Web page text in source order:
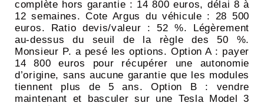
complète hors garantie : 14 800 euros, délai 8 à
12 semaines. Cote Argus du véhicule : 28 500
euros. Ratio devis/valeur : 52 %. Légèrement
au-dessus du seuil de la règle des 50 %.
Monsieur P. a pesé les options. Option A : payer
14 800 euros pour récupérer une autonomie
d’origine, sans aucune garantie que les modules
tiennent plus de 5 ans. Option B : vendre
maintenant et basculer sur une Tesla Model 3